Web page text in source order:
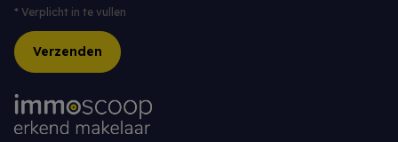
* Verplicht in te vullen
Verzenden